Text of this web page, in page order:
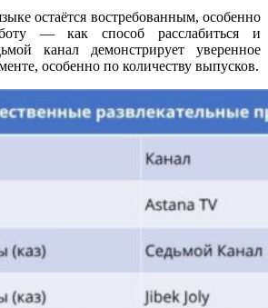
остаётся востребованным, особенно
— как способ расслабиться и
канал демонстрирует уверенное
особенно по количеству выпусков.